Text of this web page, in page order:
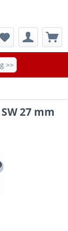
>>
27 mm